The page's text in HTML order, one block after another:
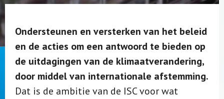
Ondersteunen en versterken van het beleid
en de acties om een antwoord te bieden op
de uitdagingen van de klimaatverandering,
door middel van internationale afstemming.
Dat is de ambitie van de ISC voor wat